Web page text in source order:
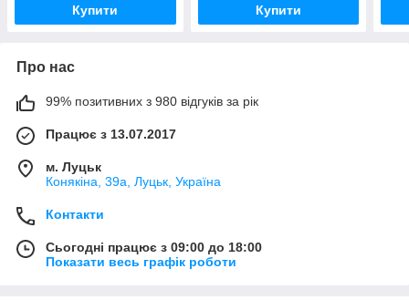
Купити Купити
Про нас
99% позитивних з 980 відгуків за рік
Працює з 13.07.2017
м. Луцьк
Конякіна, 39а, Луцьк, Україна
Контакти
Сьогодні працює з 09:00 до 18:00
Показати весь графік роботи